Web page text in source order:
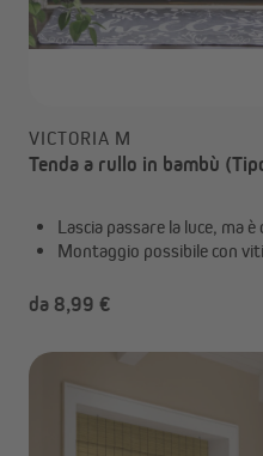
VICTORIA M
Tenda a rullo in bambù
Lascia passare la luce, ma
Montaggio possibile con
da 8,99 €